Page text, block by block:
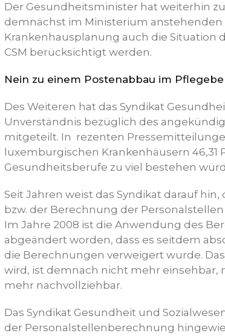
Der Gesundheitsminister hat weiterhin
demnächst im Ministerium anstehenden
Krankenhausplanung auch die
CSM berücksichtigt werden.
Nein zu einem Postenabbau im
Des Weiteren hat das Syndikat
Unverständnis bezüglich des
mitgeteilt. In rezenten
luxemburgischen Krankenhäusern 46,31
Gesundheitsberufe zu viel bestehen
Seit Jahren weist das Syndikat darauf
bzw. der Berechnung der
Im Jahre 2008 ist die Anwendung des
abgeändert worden, dass es seitdem
die Berechnungen verweigert wurde.
wird, ist demnach nicht mehr
mehr nachvollziehbar.
Das Syndikat Gesundheit und
der Personalstellenberechnung